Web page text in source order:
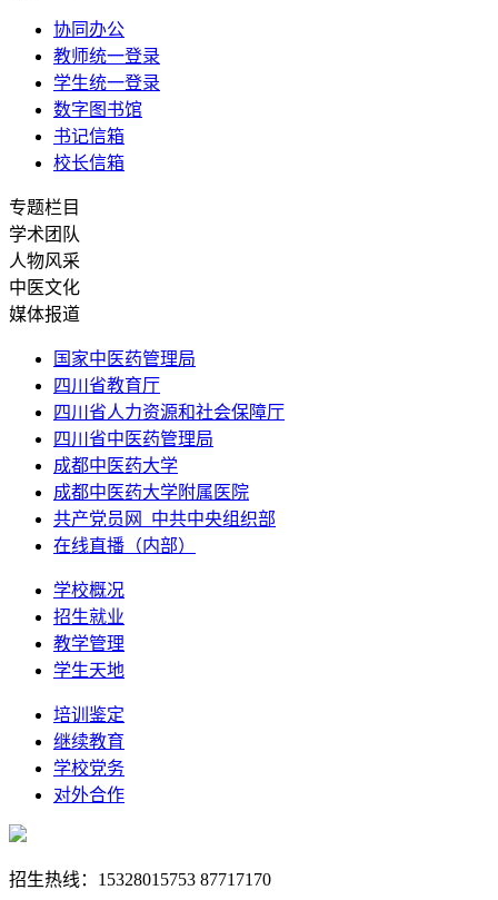
协同办公
教师统一登录
学生统一登录
数字图书馆
书记信箱
校长信箱
专题栏目
学术团队
人物风采
中医文化
媒体报道
国家中医药管理局
四川省教育厅
四川省人力资源和社会保障厅
四川省中医药管理局
成都中医药大学
成都中医药大学附属医院
共产党员网_中共中央组织部
在线直播（内部）
学校概况
招生就业
教学管理
学生天地
培训鉴定
继续教育
学校党务
对外合作
招生热线：15328015753 87717170